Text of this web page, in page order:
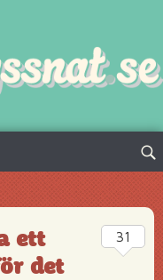
Sök
ett
det
31